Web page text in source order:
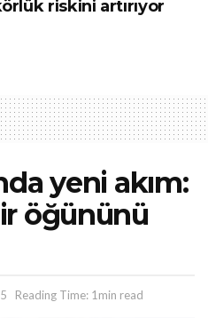
riskini artırıyor
yeni akım:
öğününü
Reading Time: 1min read